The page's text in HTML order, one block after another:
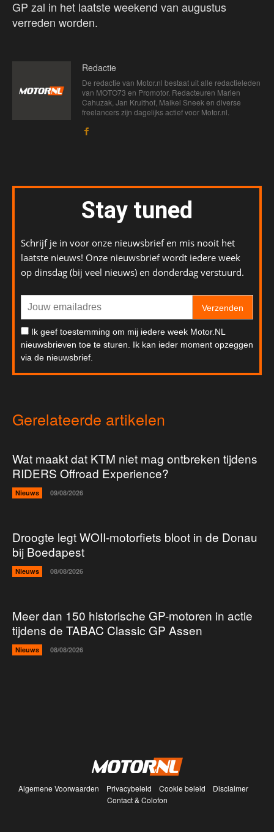
GP zal in het laatste weekend van augustus
verreden worden.
Redactie
De redactie van Motor.nl bestaat uit alle redactieleden
van MOTO73 en Promotor. Redacteuren Marien
Cahuzak, Jan Kruithof, Maikel Sneek en diverse
freelancers zijn dagelijks actief voor Motor.nl.
Stay tuned
Schrijf je in voor onze nieuwsbrief en mis nooit het
laatste nieuws! Onze nieuwsbrief wordt iedere week
op dinsdag (bij veel nieuws) en donderdag verstuurd.
Verzenden
Ik geef toestemming om mij iedere week Motor.NL
nieuwsbrieven toe te sturen. Ik kan ieder moment opzeggen
via de nieuwsbrief.
Gerelateerde artikelen
Wat maakt dat KTM niet mag ontbreken tijdens
RIDERS Offroad Experience?
Nieuws 09/08/2026
Droogte legt WOII-motorfiets bloot in de Donau
bij Boedapest
Nieuws 08/08/2026
Meer dan 150 historische GP-motoren in actie
tijdens de TABAC Classic GP Assen
Nieuws 08/08/2026
Algemene Voorwaarden Privacybeleid Cookie beleid
Disclaimer
Contact & Colofon